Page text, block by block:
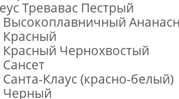
Тревавас Пестрый
Чернохвостый
Клаус (красно-белый)
Черный